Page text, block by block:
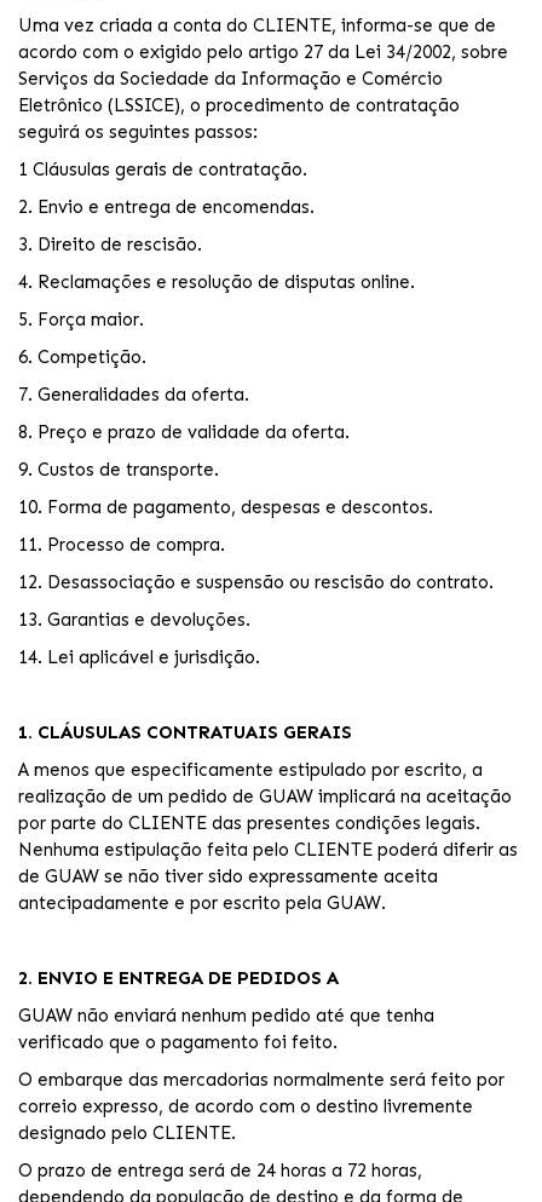
Uma vez criada a conta do CLIENTE, informa-se que de
acordo com o exigido pelo artigo 27 da Lei 34/2002, sobre
Serviços da Sociedade da Informação e Comércio
Eletrônico (LSSICE), o procedimento de contratação
seguirá os seguintes passos:
1 Cláusulas gerais de contratação.
2. Envio e entrega de encomendas.
3. Direito de rescisão.
4. Reclamações e resolução de disputas online.
5. Força maior.
6. Competição.
7. Generalidades da oferta.
8. Preço e prazo de validade da oferta.
9. Custos de transporte.
10. Forma de pagamento, despesas e descontos.
11. Processo de compra.
12. Desassociação e suspensão ou rescisão do contrato.
13. Garantias e devoluções.
14. Lei aplicável e jurisdição.
1. CLÁUSULAS CONTRATUAIS GERAIS
A menos que especificamente estipulado por escrito, a
realização de um pedido de GUAW implicará na aceitação
por parte do CLIENTE das presentes condições legais.
Nenhuma estipulação feita pelo CLIENTE poderá diferir as
de GUAW se não tiver sido expressamente aceita
antecipadamente e por escrito pela GUAW.
2. ENVIO E ENTREGA DE PEDIDOS A
GUAW não enviará nenhum pedido até que tenha
verificado que o pagamento foi feito.
O embarque das mercadorias normalmente será feito por
correio expresso, de acordo com o destino livremente
designado pelo CLIENTE.
O prazo de entrega será de 24 horas a 72 horas,
dependendo da população de destino e da forma de